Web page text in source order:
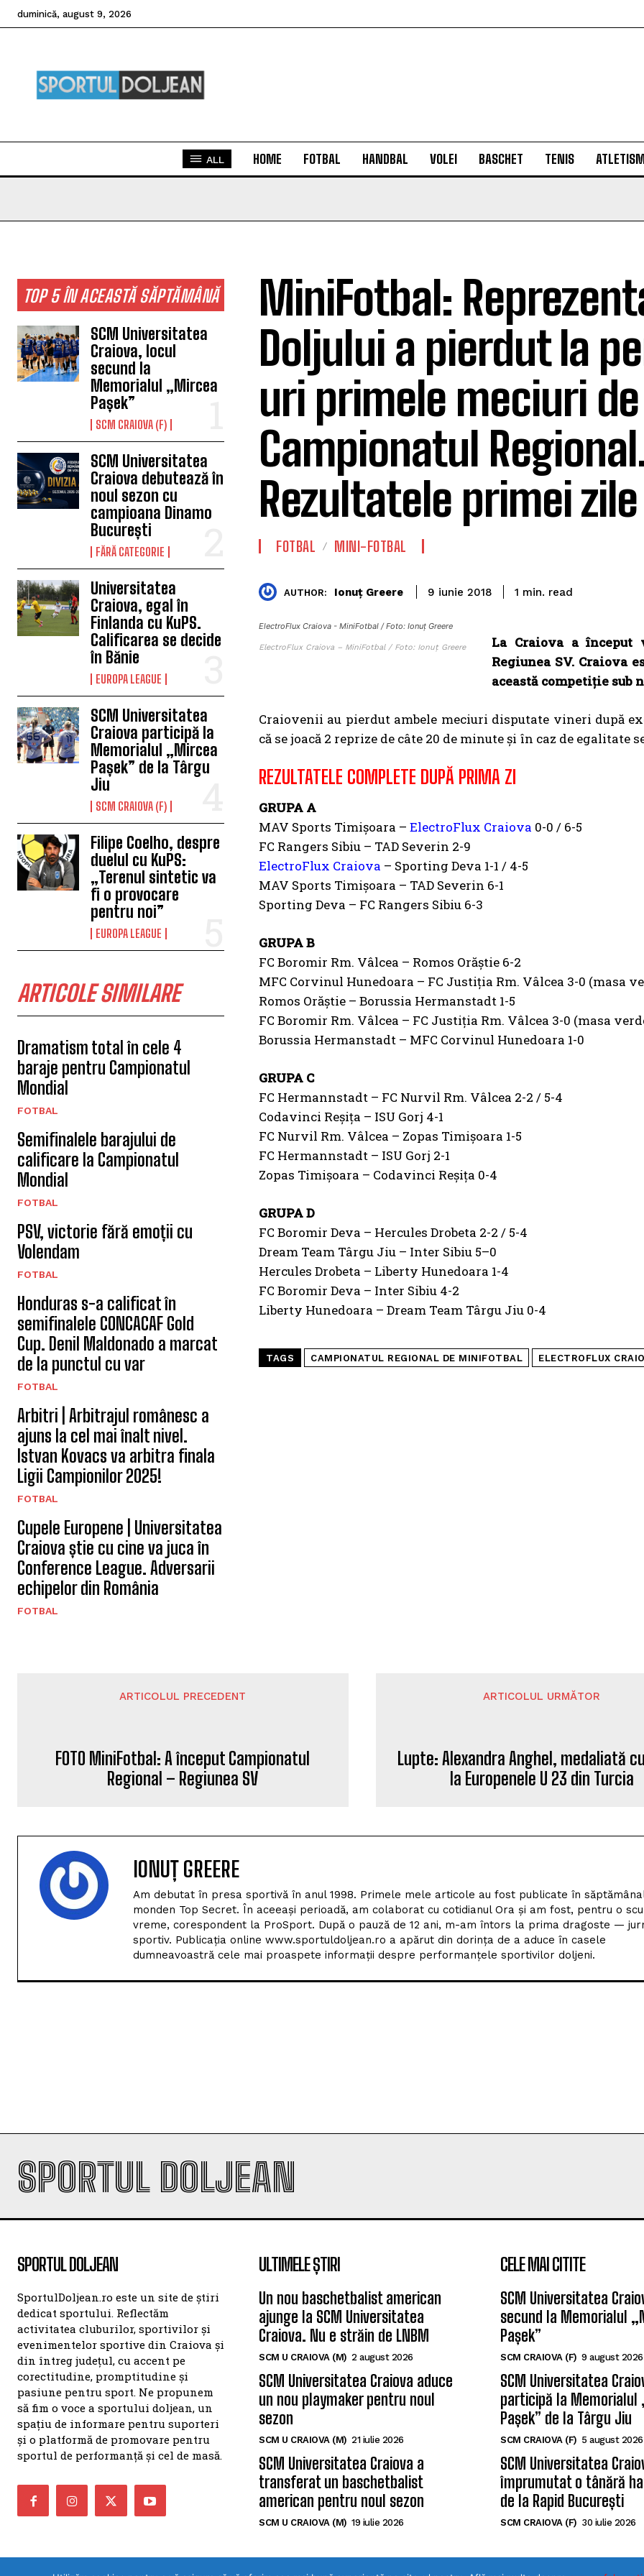
duminică, august 9, 2026
ALL HOME FOTBAL HANDBAL VOLEI BASCHET TENIS
TOP 5 ÎN ACEASTĂ SĂPTĂMÂNĂ
SCM Universitatea
Craiova, locul
secund la
Memorialul „Mircea
Pașek”
SCM CRAIOVA (F)
SCM Universitatea
Craiova debutează în
noul sezon cu
campioana Dinamo
București
FĂRĂ CATEGORIE
Universitatea
Craiova, egal în
Finlanda cu KuPS.
Calificarea se decide
în Bănie
EUROPA LEAGUE
SCM Universitatea
Craiova participă la
Memorialul „Mircea
Pașek” de la Târgu
Jiu
SCM CRAIOVA (F)
Filipe Coelho, despre
duelul cu KuPS:
„Terenul sintetic va
fi o provocare
pentru noi”
EUROPA LEAGUE
ARTICOLE SIMILARE
Dramatism total în cele 4
baraje pentru Campionatul
Mondial
FOTBAL
Semifinalele barajului de
calificare la Campionatul
Mondial
FOTBAL
PSV, victorie fără emoții cu
Volendam
FOTBAL
Honduras s-a calificat în
semifinalele CONCACAF Gold
Cup. Denil Maldonado a marcat
de la punctul cu var
FOTBAL
Arbitri | Arbitrajul românesc a
ajuns la cel mai înalt nivel.
Istvan Kovacs va arbitra finala
Ligii Campionilor 2025!
FOTBAL
Cupele Europene | Universitatea
Craiova știe cu cine va juca în
Conference League. Adversarii
echipelor din România
FOTBAL
MiniFotbal:
Doljului a pierdut la
uri primele meciuri
Campionatul
Rezultatele primei zile
FOTBAL MINI-FOTBAL
AUTHOR: Ionuț Greere 9 iunie 2018 1 min. read
ElectroFlux Craiova - MiniFotbal / Foto: Ionuț Greere
ElectroFlux Craiova – MiniFotbal / Foto: Ionuț Greere
La Craiova a început
Regiunea SV. Craiova
această competiție sub
Craiovenii au pierdut ambele meciuri disputate vineri după
că se joacă 2 reprize de câte 20 de minute și în caz de egalitate
REZULTATELE COMPLETE DUPĂ PRIMA ZI
GRUPA A
MAV Sports Timișoara – ElectroFlux Craiova 0-0 / 6-5
FC Rangers Sibiu – TAD Severin 2-9
ElectroFlux Craiova – Sporting Deva 1-1 / 4-5
MAV Sports Timișoara – TAD Severin 6-1
Sporting Deva – FC Rangers Sibiu 6-3
GRUPA B
FC Boromir Rm. Vâlcea – Romos Orăștie 6-2
MFC Corvinul Hunedoara – FC Justiția Rm. Vâlcea 3-0 (masa
Romos Orăștie – Borussia Hermanstadt 1-5
FC Boromir Rm. Vâlcea – FC Justiția Rm. Vâlcea 3-0 (masa
Borussia Hermanstadt – MFC Corvinul Hunedoara 1-0
GRUPA C
FC Hermannstadt – FC Nurvil Rm. Vâlcea 2-2 / 5-4
Codavinci Reșița – ISU Gorj 4-1
FC Nurvil Rm. Vâlcea – Zopas Timișoara 1-5
FC Hermannstadt – ISU Gorj 2-1
Zopas Timișoara – Codavinci Reșița 0-4
GRUPA D
FC Boromir Deva – Hercules Drobeta 2-2 / 5-4
Dream Team Târgu Jiu – Inter Sibiu 5–0
Hercules Drobeta – Liberty Hunedoara 1-4
FC Boromir Deva – Inter Sibiu 4-2
Liberty Hunedoara – Dream Team Târgu Jiu 0-4
TAGS CAMPIONATUL REGIONAL DE MINIFOTBAL ELECTROFLUX
ARTICOLUL PRECEDENT
FOTO MiniFotbal: A început Campionatul
ARTICOLUL URMĂTOR
Lupte: Alexandra Anghel, medaliată cu
IONUȚ GREERE
Am debutat în presa sportivă în anul 1998. Primele mele articole au fost publicate în
monden Top Secret. În aceeași perioadă, am colaborat cu cotidianul Ora și am fost, pentru o
vreme, corespondent la ProSport. După o pauză de 12 ani, m-am întors la prima dragoste —
sportiv. Publicația online www.sportuldoljean.ro a apărut din dorința de a aduce în casele
SPORTUL DOLJEAN
SPORTUL DOLJEAN
SportulDoljean.ro este un site de știri
dedicat sportului. Reflectăm
activitatea cluburilor, sportivilor și
evenimentelor sportive din Craiova și
din întreg județul, cu accent pe
corectitudine, promptitudine și
pasiune pentru sport. Ne propunem
să fim o voce a sportului doljean, un
spațiu de informare pentru suporteri
și o platformă de promovare pentru
sportul de performanță și cel de masă.
ULTIMELE ȘTIRI
Un nou baschetbalist american
ajunge la SCM Universitatea
Craiova. Nu e străin de LNBM
SCM U CRAIOVA (M) 2 august 2026
SCM Universitatea Craiova aduce
un nou playmaker pentru noul
sezon
SCM U CRAIOVA (M) 21 iulie 2026
SCM Universitatea Craiova a
transferat un baschetbalist
american pentru noul sezon
SCM U CRAIOVA (M) 19 iulie 2026
CELE MAI CITITE
SCM Universitatea
secund la Memorialul
Pașek”
SCM CRAIOVA (F) 9 august 2026
SCM Universitatea
participă la Memorialul
Pașek” de la Târgu Jiu
SCM CRAIOVA (F) 5 august 2026
SCM Universitatea
împrumutat o tânără
de la Rapid București
SCM CRAIOVA (F) 30 iulie 2026